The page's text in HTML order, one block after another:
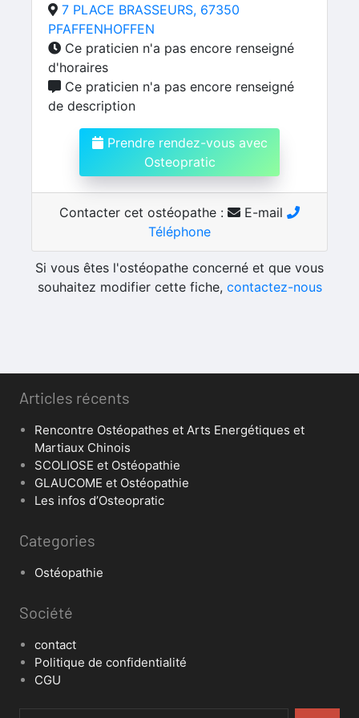
7 PLACE BRASSEURS, 67350
PFAFFENHOFFEN
Ce praticien n'a pas encore renseigné
d'horaires
Ce praticien n'a pas encore renseigné
de description
Prendre rendez-vous avec
Osteopratic
Contacter cet ostéopathe :
E-mail
Téléphone
Si vous êtes l'ostéopathe concerné et que vous
souhaitez modifier cette fiche, contactez-nous
Articles récents
Rencontre Ostéopathes et Arts Energétiques et
Martiaux Chinois
SCOLIOSE et Ostéopathie
GLAUCOME et Ostéopathie
Les infos d’Osteopratic
Categories
Ostéopathie
Société
contact
Politique de confidentialité
CGU